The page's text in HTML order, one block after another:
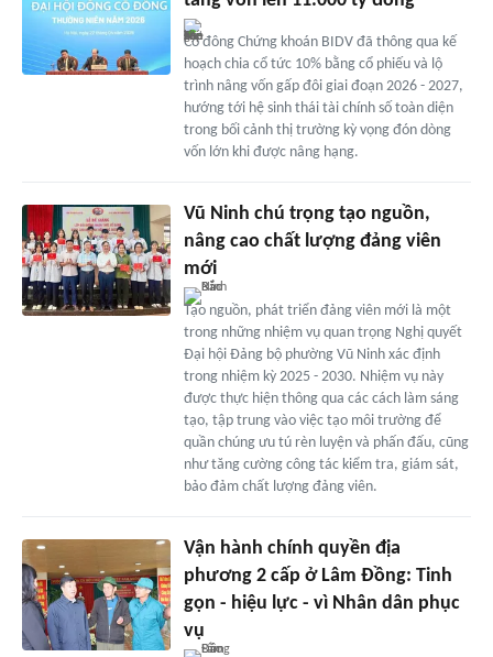
Cổ đông Chứng khoán BIDV đã thông qua kế
hoạch chia cổ tức 10% bằng cổ phiếu và lộ
trình nâng vốn gấp đôi giai đoạn 2026 - 2027,
hướng tới hệ sinh thái tài chính số toàn diện
trong bối cảnh thị trường kỳ vọng đón dòng
vốn lớn khi được nâng hạng.
Vũ Ninh chú trọng tạo nguồn,
nâng cao chất lượng đảng viên
mới
Tạo nguồn, phát triển đảng viên mới là một
trong những nhiệm vụ quan trọng Nghị quyết
Đại hội Đảng bộ phường Vũ Ninh xác định
trong nhiệm kỳ 2025 - 2030. Nhiệm vụ này
được thực hiện thông qua các cách làm sáng
tạo, tập trung vào việc tạo môi trường để
quần chúng ưu tú rèn luyện và phấn đấu, cũng
như tăng cường công tác kiểm tra, giám sát,
bảo đảm chất lượng đảng viên.
Vận hành chính quyền địa
phương 2 cấp ở Lâm Đồng: Tinh
gọn - hiệu lực - vì Nhân dân phục
vụ